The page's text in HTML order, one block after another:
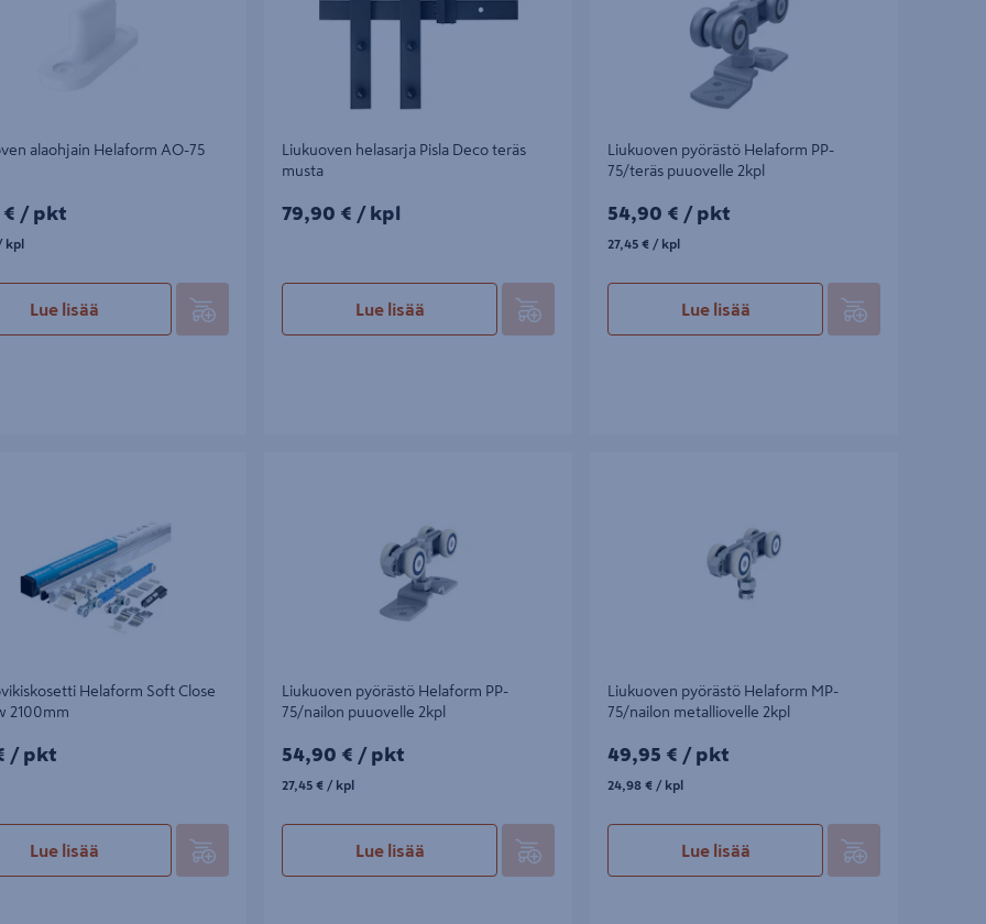
alaohjain Helaform AO-75
pkt
/ pkt
kpl
Lue lisää
Liukuoven helasarja Pisla Deco teräs
musta
79,90€/kpl
79,90 € / kpl
Lue lisää
Liukuoven pyörästö Helaform PP-
75/teräs puuovelle 2kpl
54,90€/pkt
54,90 € / pkt
27,45€/kpl
27,45 € / kpl
Lue lisää
Helaform Soft Close
2100mm
pkt
/ pkt
Lue lisää
Liukuoven pyörästö Helaform PP-
75/nailon puuovelle 2kpl
54,90€/pkt
54,90 € / pkt
27,45€/kpl
27,45 € / kpl
Lue lisää
Liukuoven pyörästö Helaform MP-
75/nailon metalliovelle 2kpl
49,95€/pkt
49,95 € / pkt
24,98€/kpl
24,98 € / kpl
Lue lisää